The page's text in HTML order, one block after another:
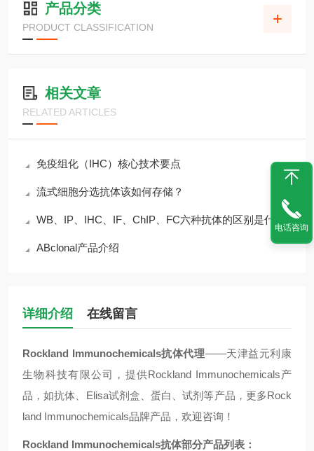
产品分类
PRODUCT CLASSIFICATION
相关文章
RELATED ARTICLES
免疫组化（IHC）核心技术要点
流式细胞分选抗体该如何存储？
WB、IP、IHC、IF、ChIP、FC六种抗体的区别是什么？
ABclonal产品介绍
详细介绍 在线留言
Rockland Immunochemicals抗体代理——天津益元利康
生物科技有限公司，提供Rockland Immunochemicals产
品，如抗体、Elisa试剂盒、蛋白、试剂等产品，更多Rock
land Immunochemicals品牌产品，欢迎咨询！
Rockland Immunochemicals抗体部分产品列表：
电话咨询